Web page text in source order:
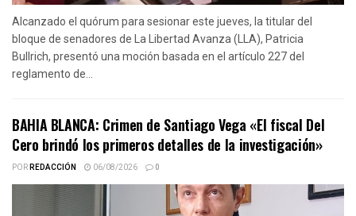
Alcanzado el quórum para sesionar este jueves, la titular del
bloque de senadores de La Libertad Avanza (LLA), Patricia
Bullrich, presentó una moción basada en el artículo 227 del
reglamento de...
BAHIA BLANCA: Crimen de Santiago Vega «El fiscal Del
Cero brindó los primeros detalles de la investigación»
PORREDACCIÓN 06/08/2026 0